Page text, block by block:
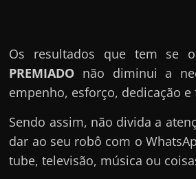
Os resultados que tem se
PREMIADO não diminui a
empenho, esforço, dedicação e
Sendo assim, não divida a
dar ao seu robô com o
tube, televisão, música ou